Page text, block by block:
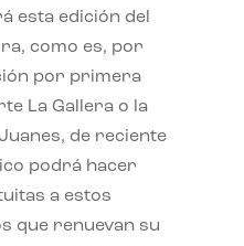
esta edición del
como es, por
por primera
La Gallera o la
de reciente
podrá hacer
a estos
que renuevan su